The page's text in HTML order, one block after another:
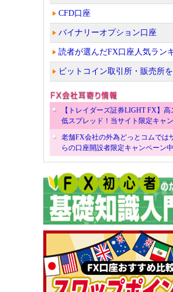
CFD口座
バイナリーオプション口座
読者が選んだFX口座人気ラン
ビットコイン取引所・販売所
【トレイダーズ証券LIGHT FX】高
低スプレッド！当サイト限定キャ
老舗FX会社の外為どっとコムでは
らの口座開設者限定キャンペーン中